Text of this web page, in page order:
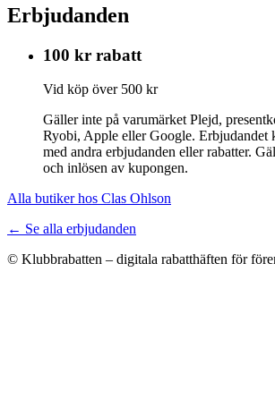
Erbjudanden
100 kr rabatt
Vid köp över 500 kr
Gäller inte på varumärket Plejd,
Ryobi, Apple eller Google. Erbjudandet
med andra erbjudanden eller rabatter.
och inlösen av kupongen.
Alla butiker hos Clas Ohlson
← Se alla erbjudanden
© Klubbrabatten – digitala rabatthäften för